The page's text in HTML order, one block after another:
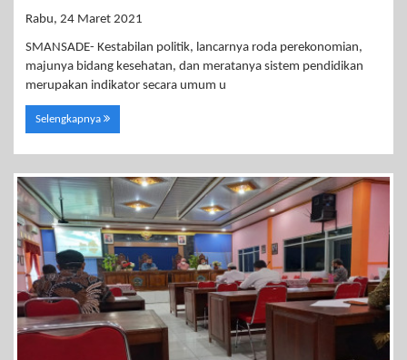
Rabu, 24 Maret 2021
SMANSADE- Kestabilan politik, lancarnya roda perekonomian,
majunya bidang kesehatan, dan meratanya sistem pendidikan
merupakan indikator secara umum u
Selengkapnya